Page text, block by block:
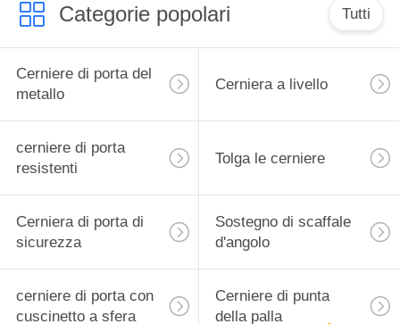
Categorie popolari Tutti
Cerniere di porta del
metallo
Cerniera a livello
cerniere di porta
resistenti
Tolga le cerniere
Cerniera di porta di
sicurezza
Sostegno di scaffale
d'angolo
cerniere di porta con
cuscinetto a sfera
Cerniere di punta
della palla